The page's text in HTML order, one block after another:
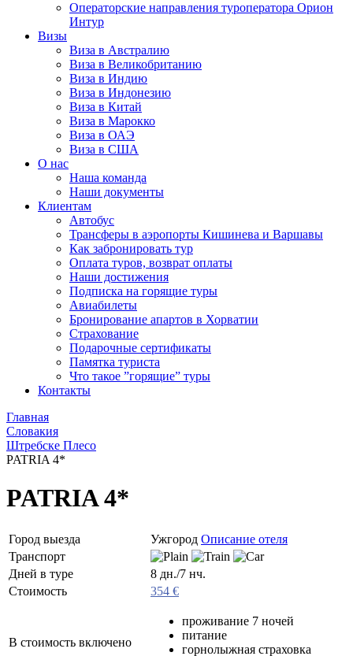
Операторские направления туроператора Орион
Интур
Визы
Виза в Австралию
Виза в Великобританию
Виза в Индию
Виза в Индонезию
Виза в Китай
Виза в Марокко
Виза в ОАЭ
Виза в США
О нас
Наша команда
Наши документы
Клиентам
Автобус
Трансферы в аэропорты Кишинева и Варшавы
Как забронировать тур
Оплата туров, возврат оплаты
Наши достижения
Подписка на горящие туры
Авиабилеты
Бронирование апартов в Хорватии
Страхование
Подарочные сертификаты
Памятка туриста
Что такое ”горящие” туры
Контакты
Главная
Словакия
Штребске Плесо
PATRIA 4*
PATRIA 4*
Город выезда Ужгород Описание отеля
Транспорт
Дней в туре
8 дн./7 нч.
Стоимость
354 €
В стоимость включено
проживание 7 ночей
питание
горнолыжная страховка